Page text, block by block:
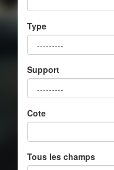
Type
Support
Cote
Tous les champs